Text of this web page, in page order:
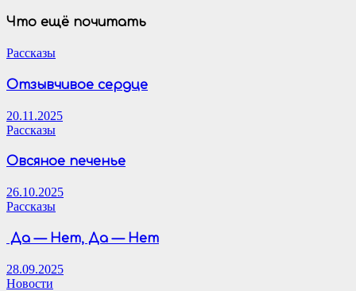
Что ещё почитать
Рассказы
Отзывчивое сердце
20.11.2025
Рассказы
Овсяное печенье
26.10.2025
Рассказы
Да — Нет, Да — Нет
28.09.2025
Новости